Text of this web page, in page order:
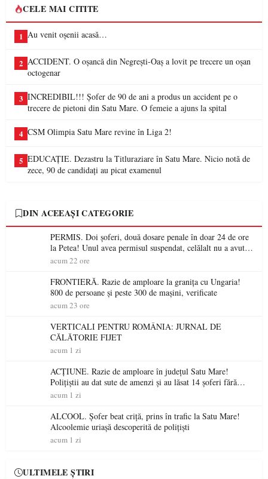
CELE MAI CITITE
1 Au venit oșenii acasă…
2 ACCIDENT. O oșancă din Negrești-Oaș a lovit pe trecere un oșan
octogenar
3 INCREDIBIL!!! Șofer de 90 de ani a produs un accident pe o
trecere de pietoni din Satu Mare. O femeie a ajuns la spital
4 CSM Olimpia Satu Mare revine în Liga 2!
5 EDUCAȚIE. Dezastru la Titluraziare în Satu Mare. Nicio notă de
zece, 90 de candidați au picat examenul
DIN ACEEAȘI CATEGORIE
PERMIS. Doi șoferi, două dosare penale în doar 24 de ore
la Petea! Unul avea permisul suspendat, celălalt nu a avut
niciodată permis
acum 22 ore
FRONTIERĂ. Razie de amploare la granița cu Ungaria!
800 de persoane și peste 300 de mașini, verificate
acum 23 ore
VERTICALI PENTRU ROMÂNIA: JURNAL DE
CĂLĂTORIE FIJET
acum 1 zi
ACȚIUNE. Razie de amploare în județul Satu Mare!
Polițiștii au dat sute de amenzi și au lăsat 14 șoferi fără
permis într-o singură zi
acum 1 zi
ALCOOL. Șofer beat criță, prins în trafic la Satu Mare!
Alcoolemie uriașă descoperită de polițiști
acum 1 zi
ULTIMELE ȘTIRI